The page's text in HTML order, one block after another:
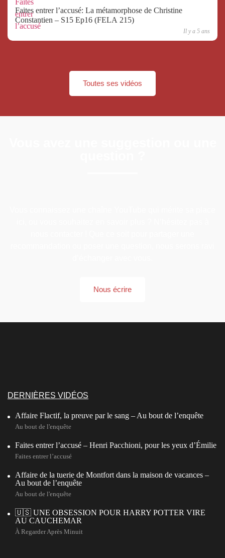
Faites entrer l’accusé: La métamorphose de Christine
Constantien – S15 Ep16 (FELA 215)
Il y a 5 ans
Toutes ses vidéos
Nous écrire
DERNIÈRES VIDÉOS
Affaire Flactif, la preuve par le sang – Au bout de l’enquête
Au bout de l'enquête
Faites entrer l’accusé – Henri Pacchioni, pour les yeux d’Émilie
Faites entrer l’accusé
Affaire de la tuerie de Montfort dans la maison de vacances –
Au bout de l’enquête
Au bout de l'enquête
🇺🇸 UNE OBSESSION POUR HARRY POTTER VIRE
AU CAUCHEMAR
À Regarder Après Minuit